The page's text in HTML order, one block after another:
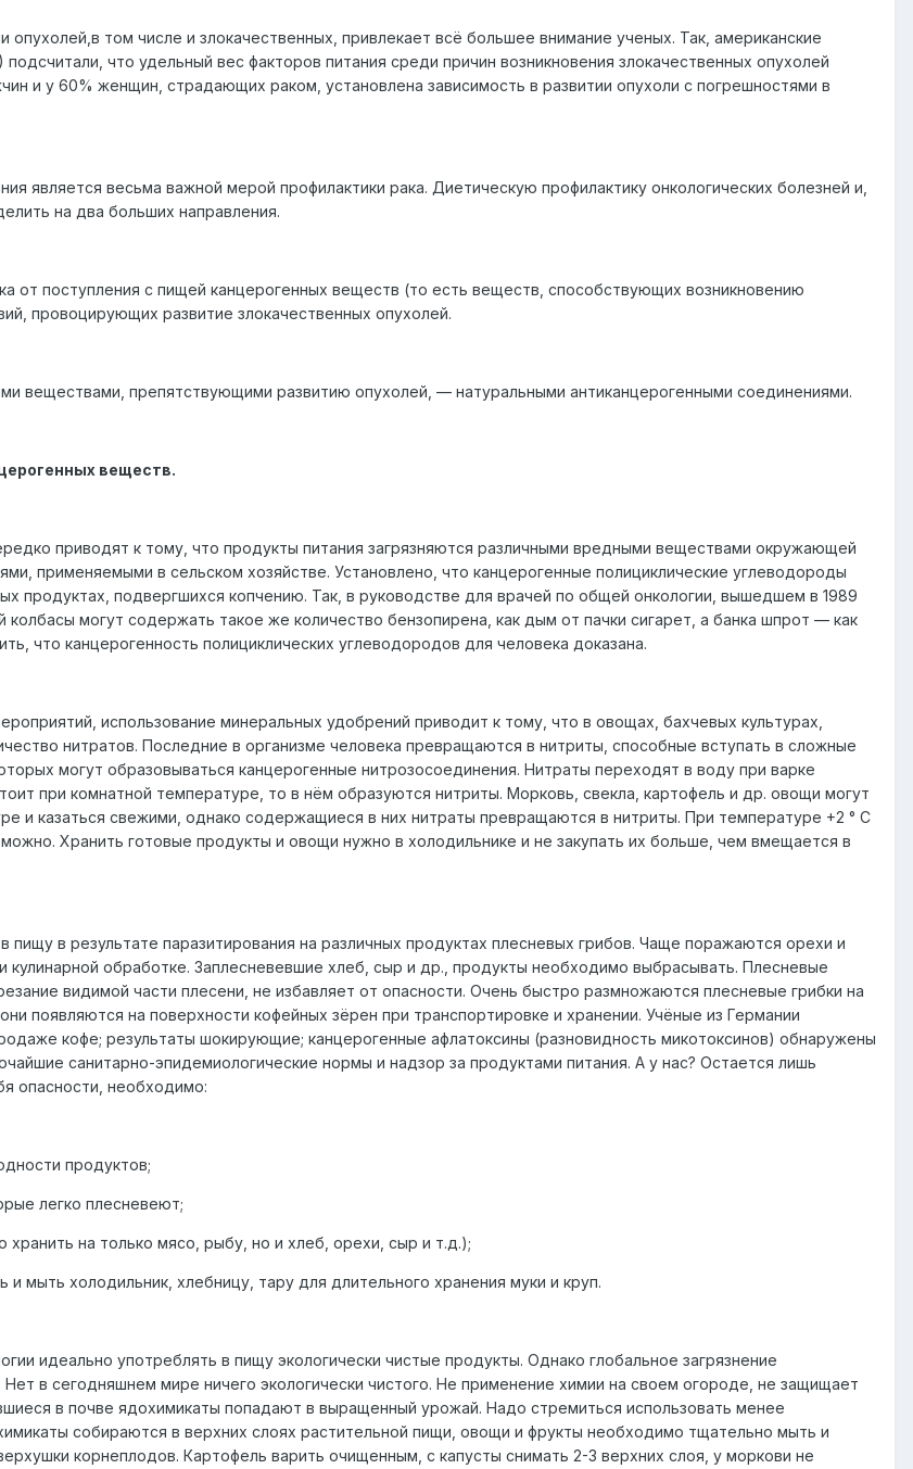
опухолей,в том числе и злокачественных, привлекает всё большее внимание ученых. Так, американские
подсчитали, что удельный вес факторов питания среди причин возникновения злокачественных опухолей
и у 60% женщин, страдающих раком, установлена зависимость в развитии опухоли с погрешностями в
является весьма важной мерой профилактики рака. Диетическую профилактику онкологических болезней и,
на два больших направления.
от поступления с пищей канцерогенных веществ (то есть веществ, способствующих возникновению
провоцирующих развитие злокачественных опухолей.
веществами, препятствующими развитию опухолей, — натуральными антиканцерогенными соединениями.
веществ.
приводят к тому, что продукты питания загрязняются различными вредными веществами окружающей
применяемыми в сельском хозяйстве. Установлено, что канцерогенные полициклические углеводороды
продуктах, подвергшихся копчению. Так, в руководстве для врачей по общей онкологии, вышедшем в 1989
колбасы могут содержать такое же количество бензопирена, как дым от пачки сигарет, а банка шпрот — как
что канцерогенность полициклических углеводородов для человека доказана.
использование минеральных удобрений приводит к тому, что в овощах, бахчевых культурах,
нитратов. Последние в организме человека превращаются в нитриты, способные вступать в сложные
могут образовываться канцерогенные нитрозосоединения. Нитраты переходят в воду при варке
при комнатной температуре, то в нём образуются нитриты. Морковь, свекла, картофель и др. овощи могут
и казаться свежими, однако содержащиеся в них нитраты превращаются в нитриты. При температуре +2 ° С
Хранить готовые продукты и овощи нужно в холодильнике и не закупать их больше, чем вмещается в
в результате паразитирования на различных продуктах плесневых грибов. Чаще поражаются орехи и
кулинарной обработке. Заплесневевшие хлеб, сыр и др., продукты необходимо выбрасывать. Плесневые
видимой части плесени, не избавляет от опасности. Очень быстро размножаются плесневые грибки на
появляются на поверхности кофейных зёрен при транспортировке и хранении. Учёные из Германии
кофе; результаты шокирующие; канцерогенные афлатоксины (разновидность микотоксинов) обнаружены
санитарно-эпидемиологические нормы и надзор за продуктами питания. А у нас? Остается лишь
опасности, необходимо:
продуктов;
легко плесневеют;
на только мясо, рыбу, но и хлеб, орехи, сыр и т.д.);
и мыть холодильник, хлебницу, тару для длительного хранения муки и круп.
идеально употреблять в пищу экологически чистые продукты. Однако глобальное загрязнение
в сегодняшнем мире ничего экологически чистого. Не применение химии на своем огороде, не защищает
в почве ядохимикаты попадают в выращенный урожай. Надо стремиться использовать менее
собираются в верхних слоях растительной пищи, овощи и фрукты необходимо тщательно мыть и
корнеплодов. Картофель варить очищенным, с капусты снимать 2-3 верхних слоя, у моркови не